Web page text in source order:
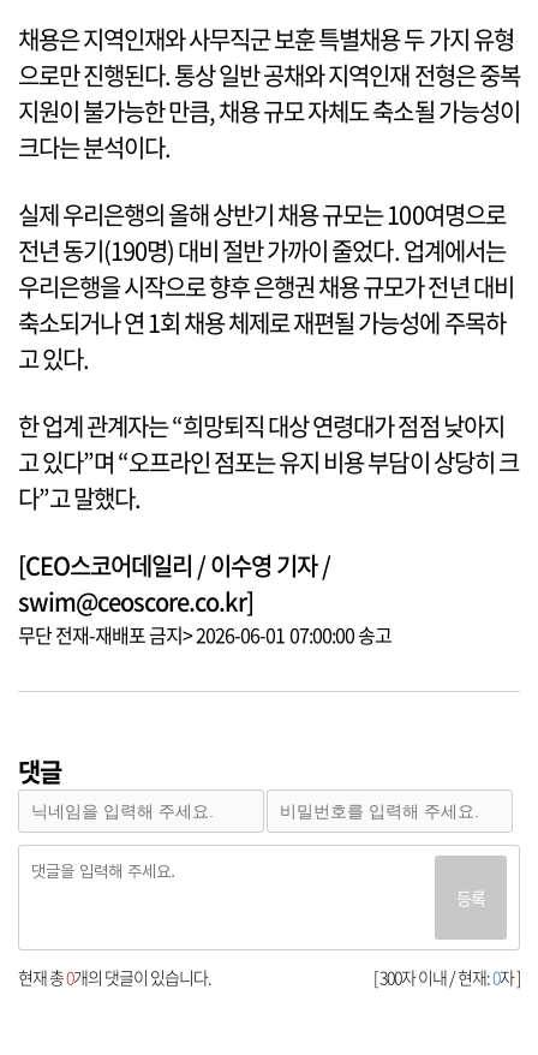
채용은 지역인재와 사무직군 보훈 특별채용 두 가지 유형
으로만 진행된다. 통상 일반 공채와 지역인재 전형은 중복
지원이 불가능한 만큼, 채용 규모 자체도 축소될 가능성이
크다는 분석이다.
실제 우리은행의 올해 상반기 채용 규모는 100여명으로
전년 동기(190명) 대비 절반 가까이 줄었다. 업계에서는
우리은행을 시작으로 향후 은행권 채용 규모가 전년 대비
축소되거나 연 1회 채용 체제로 재편될 가능성에 주목하
고 있다.
한 업계 관계자는 “희망퇴직 대상 연령대가 점점 낮아지
고 있다”며 “오프라인 점포는 유지 비용 부담이 상당히 크
다”고 말했다.
[CEO스코어데일리 / 이수영 기자 /
swim@ceoscore.co.kr]
무단 전재-재배포 금지> 2026-06-01 07:00:00 송고
댓글
등록
[ 300자 이내 / 현재:0자 ]
현재 총0개의 댓글이 있습니다.